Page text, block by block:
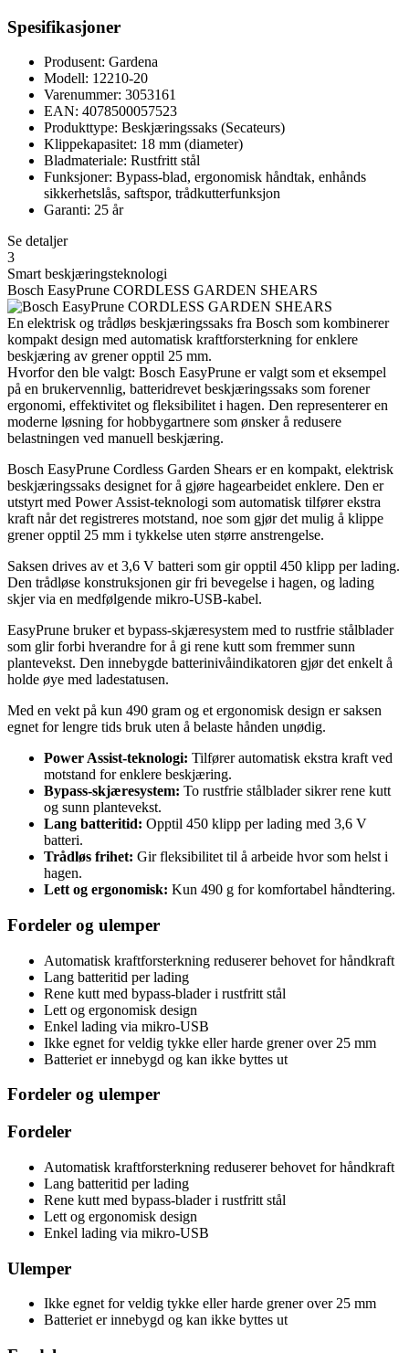
Spesifikasjoner
Produsent: Gardena
Modell: 12210-20
Varenummer: 3053161
EAN: 4078500057523
Produkttype: Beskjæringssaks (Secateurs)
Klippekapasitet: 18 mm (diameter)
Bladmateriale: Rustfritt stål
Funksjoner: Bypass-blad, ergonomisk håndtak, enhånds
sikkerhetslås, saftspor, trådkutterfunksjon
Garanti: 25 år
Se detaljer
3
Smart beskjæringsteknologi
Bosch EasyPrune CORDLESS GARDEN SHEARS
En elektrisk og trådløs beskjæringssaks fra Bosch som kombinerer
kompakt design med automatisk kraftforsterkning for enklere
beskjæring av grener opptil 25 mm.
Hvorfor den ble valgt: Bosch EasyPrune er valgt som et eksempel
på en brukervennlig, batteridrevet beskjæringssaks som forener
ergonomi, effektivitet og fleksibilitet i hagen. Den representerer en
moderne løsning for hobbygartnere som ønsker å redusere
belastningen ved manuell beskjæring.
Bosch EasyPrune Cordless Garden Shears er en kompakt, elektrisk
beskjæringssaks designet for å gjøre hagearbeidet enklere. Den er
utstyrt med Power Assist-teknologi som automatisk tilfører ekstra
kraft når det registreres motstand, noe som gjør det mulig å klippe
grener opptil 25 mm i tykkelse uten større anstrengelse.
Saksen drives av et 3,6 V batteri som gir opptil 450 klipp per lading.
Den trådløse konstruksjonen gir fri bevegelse i hagen, og lading
skjer via en medfølgende mikro-USB-kabel.
EasyPrune bruker et bypass-skjæresystem med to rustfrie stålblader
som glir forbi hverandre for å gi rene kutt som fremmer sunn
plantevekst. Den innebygde batterinivåindikatoren gjør det enkelt å
holde øye med ladestatusen.
Med en vekt på kun 490 gram og et ergonomisk design er saksen
egnet for lengre tids bruk uten å belaste hånden unødig.
Power Assist-teknologi: Tilfører automatisk ekstra kraft ved
motstand for enklere beskjæring.
Bypass-skjæresystem: To rustfrie stålblader sikrer rene kutt
og sunn plantevekst.
Lang batteritid: Opptil 450 klipp per lading med 3,6 V
batteri.
Trådløs frihet: Gir fleksibilitet til å arbeide hvor som helst i
hagen.
Lett og ergonomisk: Kun 490 g for komfortabel håndtering.
Fordeler og ulemper
Automatisk kraftforsterkning reduserer behovet for håndkraft
Lang batteritid per lading
Rene kutt med bypass-blader i rustfritt stål
Lett og ergonomisk design
Enkel lading via mikro-USB
Ikke egnet for veldig tykke eller harde grener over 25 mm
Batteriet er innebygd og kan ikke byttes ut
Fordeler og ulemper
Fordeler
Automatisk kraftforsterkning reduserer behovet for håndkraft
Lang batteritid per lading
Rene kutt med bypass-blader i rustfritt stål
Lett og ergonomisk design
Enkel lading via mikro-USB
Ulemper
Ikke egnet for veldig tykke eller harde grener over 25 mm
Batteriet er innebygd og kan ikke byttes ut